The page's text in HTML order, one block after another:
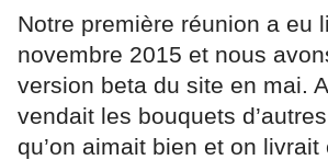
Notre première réunion a eu
novembre 2015 et nous
version beta du site en mai.
vendait les bouquets
qu’on aimait bien et on livrait